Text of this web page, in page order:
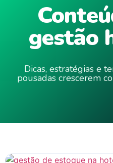
gestão
Dicas, estratégias e
pousadas crescerem